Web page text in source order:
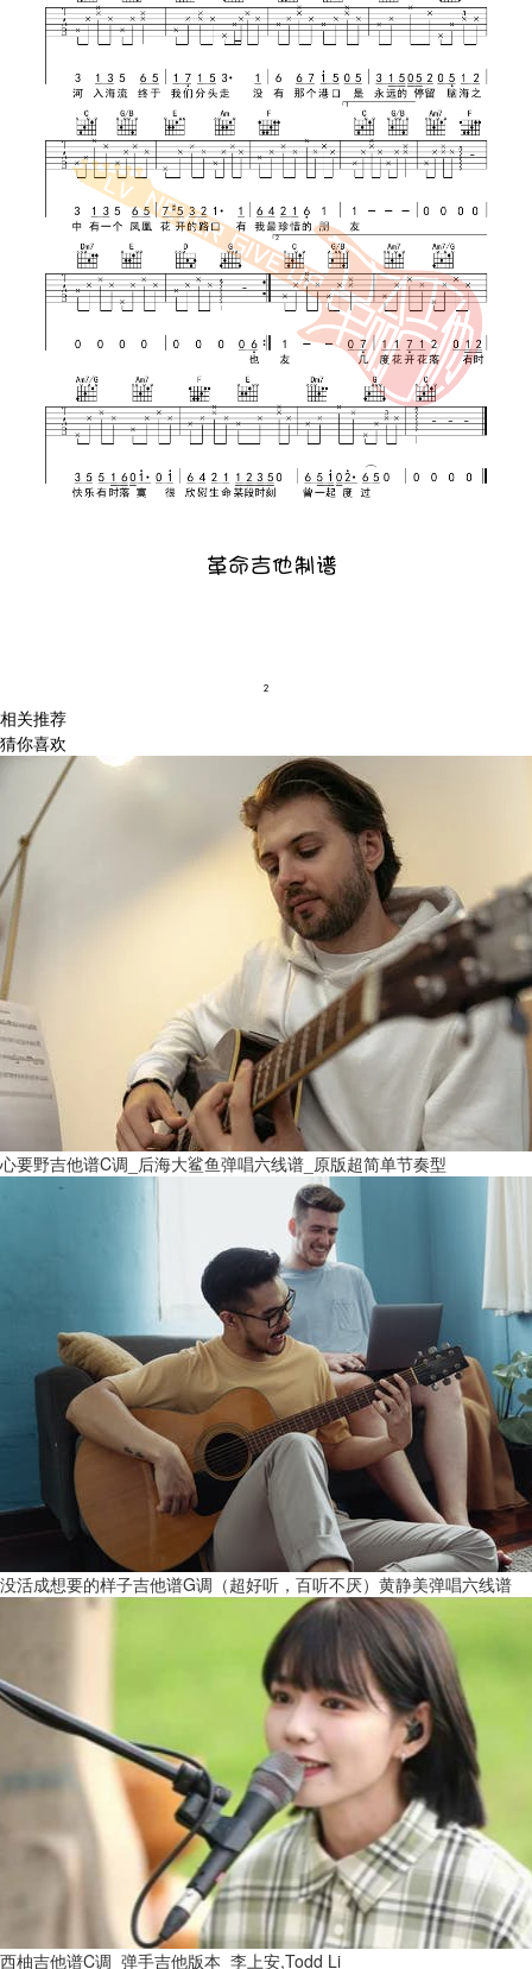
相关推荐
猜你喜欢
心要野吉他谱C调_后海大鲨鱼弹唱六线谱_原版超简单节奏型
没活成想要的样子吉他谱G调（超好听，百听不厌）黄静美弹唱六线谱
西柚吉他谱C调_弹手吉他版本_李上安,Todd Li